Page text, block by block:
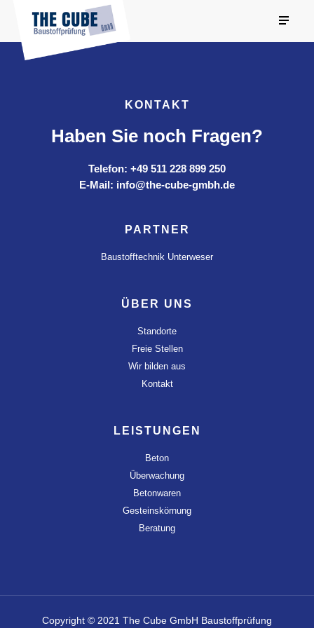
KONTAKT
Haben Sie noch Fragen?
Telefon: +49 511 228 899 250
E-Mail: info@the-cube-gmbh.de
PARTNER
Baustofftechnik Unterweser
ÜBER UNS
Standorte
Freie Stellen
Wir bilden aus
Kontakt
LEISTUNGEN
Beton
Überwachung
Betonwaren
Gesteinskörnung
Beratung
Copyright © 2021 The Cube GmbH Baustoffprüfung